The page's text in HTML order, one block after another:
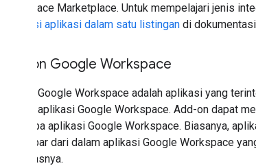
Workspace Marketplace. Untuk mempelajari jenis
integrasi aplikasi dalam satu listingan di
Add-on Google Workspace
Add-on Google Workspace adalah aplikasi yang
dengan aplikasi Google Workspace. Add-on dapat
beberapa aplikasi Google Workspace. Biasanya,
di sidebar dari dalam aplikasi Google Workspace
diperluasnya.